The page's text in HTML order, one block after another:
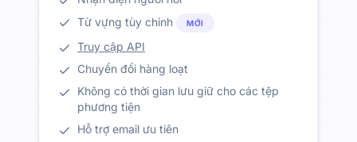
Từ vựng tùy chỉnh
MỚI
Truy cập API
Chuyển đổi hàng loạt
Không có thời gian lưu giữ cho các tệp
phương tiện
Hỗ trợ email ưu tiên